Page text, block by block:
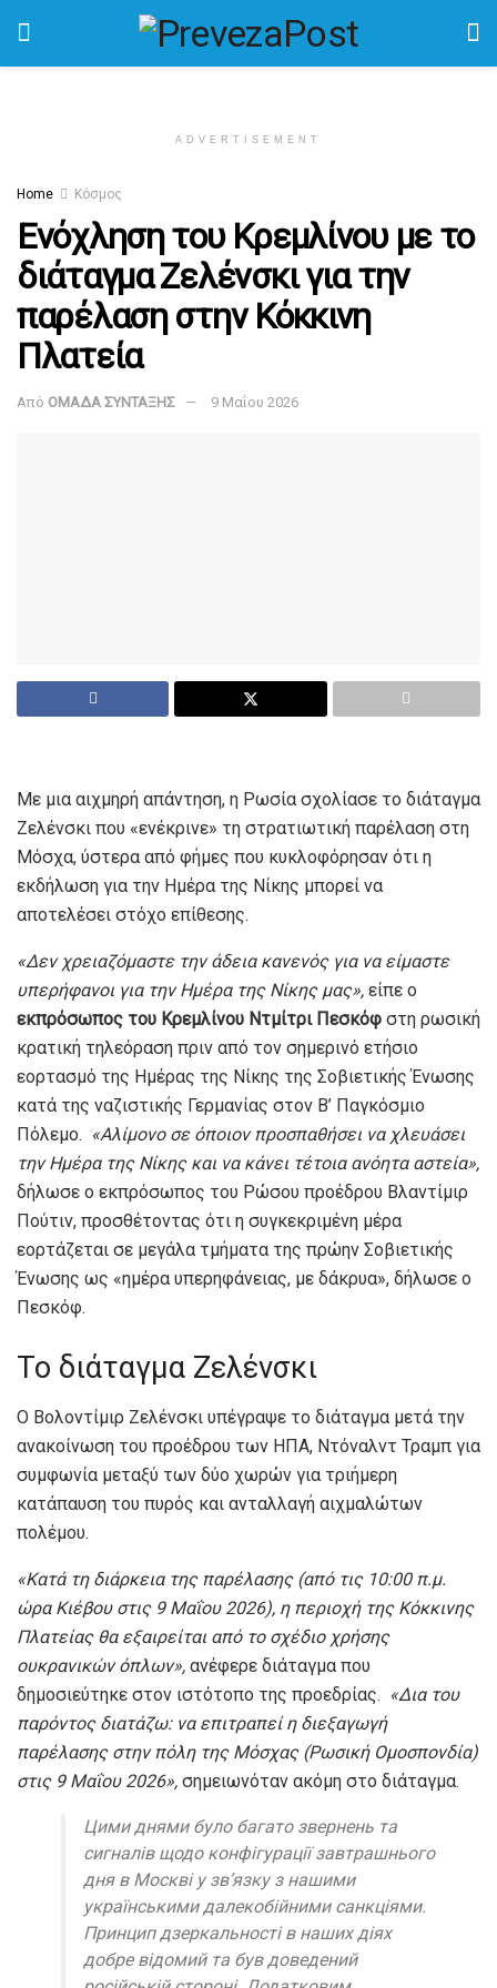
ADVERTISEMENT
Home Κόσμος
Ενόχληση του Κρεμλίνου με το
διάταγμα Ζελένσκι για την
παρέλαση στην Κόκκινη
Πλατεία
Από ΟΜΑΔΑ ΣΥΝΤΑΞΗΣ 9 Μαΐου 2026
Με μια αιχμηρή απάντηση, η Ρωσία σχολίασε το διάταγμα
Ζελένσκι που «ενέκρινε» τη στρατιωτική παρέλαση στη
Μόσχα, ύστερα από φήμες που κυκλοφόρησαν ότι η
εκδήλωση για την Ημέρα της Νίκης μπορεί να
αποτελέσει στόχο επίθεσης.
«Δεν χρειαζόμαστε την άδεια κανενός για να είμαστε
υπερήφανοι για την Ημέρα της Νίκης μας», είπε ο
εκπρόσωπος του Κρεμλίνου Ντμίτρι Πεσκόφ στη ρωσική
κρατική τηλεόραση πριν από τον σημερινό ετήσιο
εορτασμό της Ημέρας της Νίκης της Σοβιετικής Ένωσης
κατά της ναζιστικής Γερμανίας στον Β’ Παγκόσμιο
Πόλεμο. «Αλίμονο σε όποιον προσπαθήσει να χλευάσει
την Ημέρα της Νίκης και να κάνει τέτοια ανόητα αστεία»,
δήλωσε ο εκπρόσωπος του Ρώσου προέδρου Βλαντίμιρ
Πούτιν, προσθέτοντας ότι η συγκεκριμένη μέρα
εορτάζεται σε μεγάλα τμήματα της πρώην Σοβιετικής
Ένωσης ως «ημέρα υπερηφάνειας, με δάκρυα», δήλωσε ο
Πεσκόφ.
Το διάταγμα Ζελένσκι
O Βολοντίμιρ Ζελένσκι υπέγραψε το διάταγμα μετά την
ανακοίνωση του προέδρου των ΗΠΑ, Ντόναλντ Τραμπ για
συμφωνία μεταξύ των δύο χωρών για τριήμερη
κατάπαυση του πυρός και ανταλλαγή αιχμαλώτων
πολέμου.
«Κατά τη διάρκεια της παρέλασης (από τις 10:00 π.μ.
ώρα Κιέβου στις 9 Μαΐου 2026), η περιοχή της Κόκκινης
Πλατείας θα εξαιρείται από το σχέδιο χρήσης
ουκρανικών όπλων», ανέφερε διάταγμα που
δημοσιεύτηκε στον ιστότοπο της προεδρίας. «Δια του
παρόντος διατάζω: να επιτραπεί η διεξαγωγή
παρέλασης στην πόλη της Μόσχας (Ρωσική Ομοσπονδία)
στις 9 Μαΐου 2026», σημειωνόταν ακόμη στο διάταγμα.
Цими днями було багато звернень та
сигналів щодо конфігурації завтрашнього
дня в Москві у звʼязку з нашими
українськими далекобійними санкціями.
Принцип дзеркальності в наших діях
добре відомий та був доведений